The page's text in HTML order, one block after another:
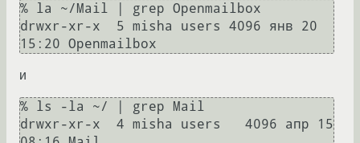
% la ~/Mail | grep Openmailbox
drwxr-xr-x  5 misha users 4096 янв 20
и
% ls -la ~/ | grep Mail
drwxr-xr-x  4 misha users   4096 апр 15